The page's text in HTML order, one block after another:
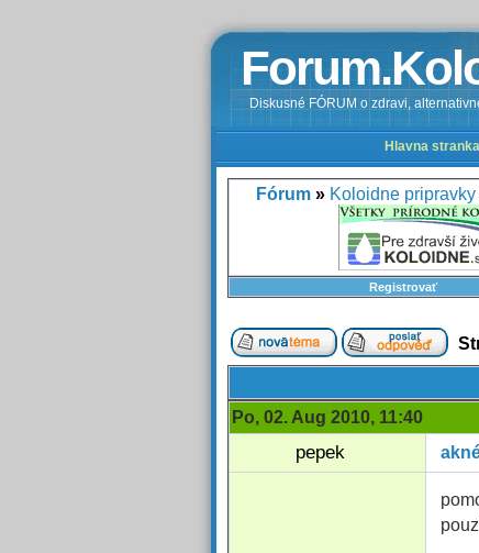
Diskusné FÓRUM o zdravi,
Hlavna stranka |
Fórum » Koloidne pripravky
Registrovať
Po, 02. Aug 2010, 11:40
pepek